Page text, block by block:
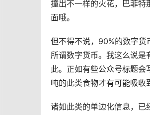
撞出不一样的火花，巴菲特
面哦。
但不得不说，90%的数字
所谓数字货币。我这么说
此。正如有些公众号标题会
吨的此类食物才有可能吸收
诸如此类的单边化信息，已